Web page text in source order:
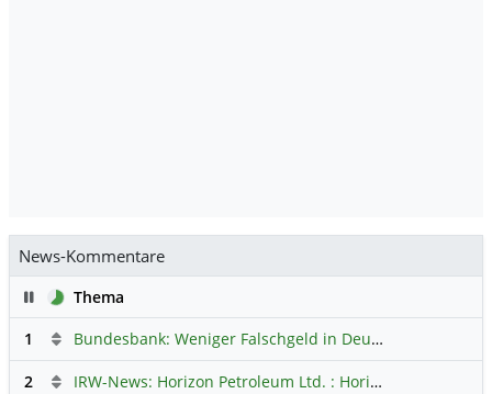
News-Kommentare
PauseThema
1
Bundesbank: Weniger Falschgeld in Deutschland
2 IRW-News: Horizon Petroleum Ltd. : Horizon Petroleum beginnt mit der Testförderung im Projekt Lachowice in Polen und schließt die Platzierung einer überzeichneten Wandelanleihe ab